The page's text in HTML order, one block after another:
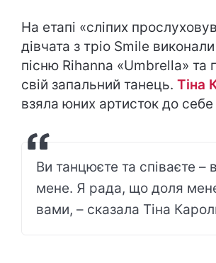
На етапі «сліпих
дівчата з тріо Smile
пісню Rihanna «Umbrella» та
свій запальний танець. Тіна
взяла юних артисток до
Ви танцюєте та співаєте –
мене. Я рада, що доля
вами, – сказала Тіна